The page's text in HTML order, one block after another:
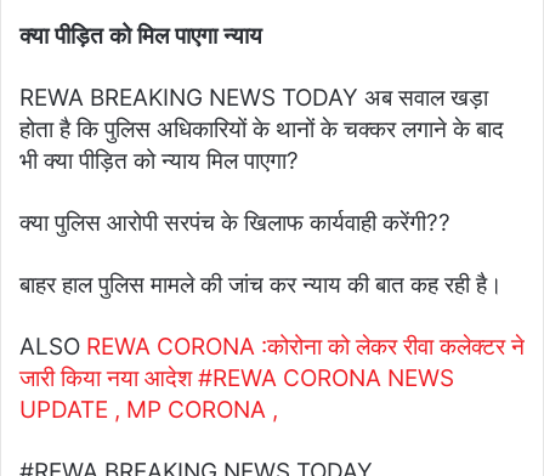
क्या पीड़ित को मिल पाएगा न्याय
REWA BREAKING NEWS TODAY अब सवाल खड़ा
होता है कि पुलिस अधिकारियों के थानों के चक्कर लगाने के बाद
भी क्या पीड़ित को न्याय मिल पाएगा?
क्या पुलिस आरोपी सरपंच के खिलाफ कार्यवाही करेंगी??
बाहर हाल पुलिस मामले की जांच कर न्याय की बात कह रही है।
ALSO REWA CORONA :कोरोना को लेकर रीवा कलेक्टर ने
जारी किया नया आदेश #REWA CORONA NEWS
UPDATE , MP CORONA ,